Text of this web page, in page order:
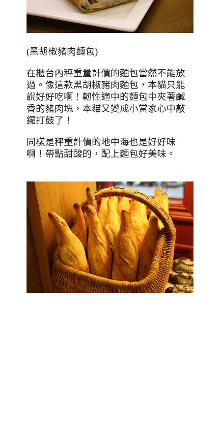
(黑胡椒豬肉麵包)
在櫃台內秤重量計價的麵包當然不能放
過。像這款黑胡椒豬肉麵包，本貓只能
說好好吃啊！軔性適中的麵包中夾著鹹
香的豬肉塊，本貓又變成小當家心中敲
鑼打鼓了！
同樣是秤重計價的地中海也是好好味
啊！帶點甜酸的，配上麵包好美味。